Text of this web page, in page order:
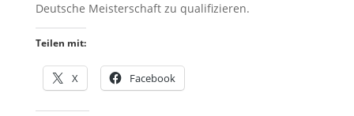
Deutsche Meisterschaft zu qualifizieren.
Teilen mit:
X Facebook